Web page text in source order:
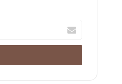
بريدك
الإلكتروني